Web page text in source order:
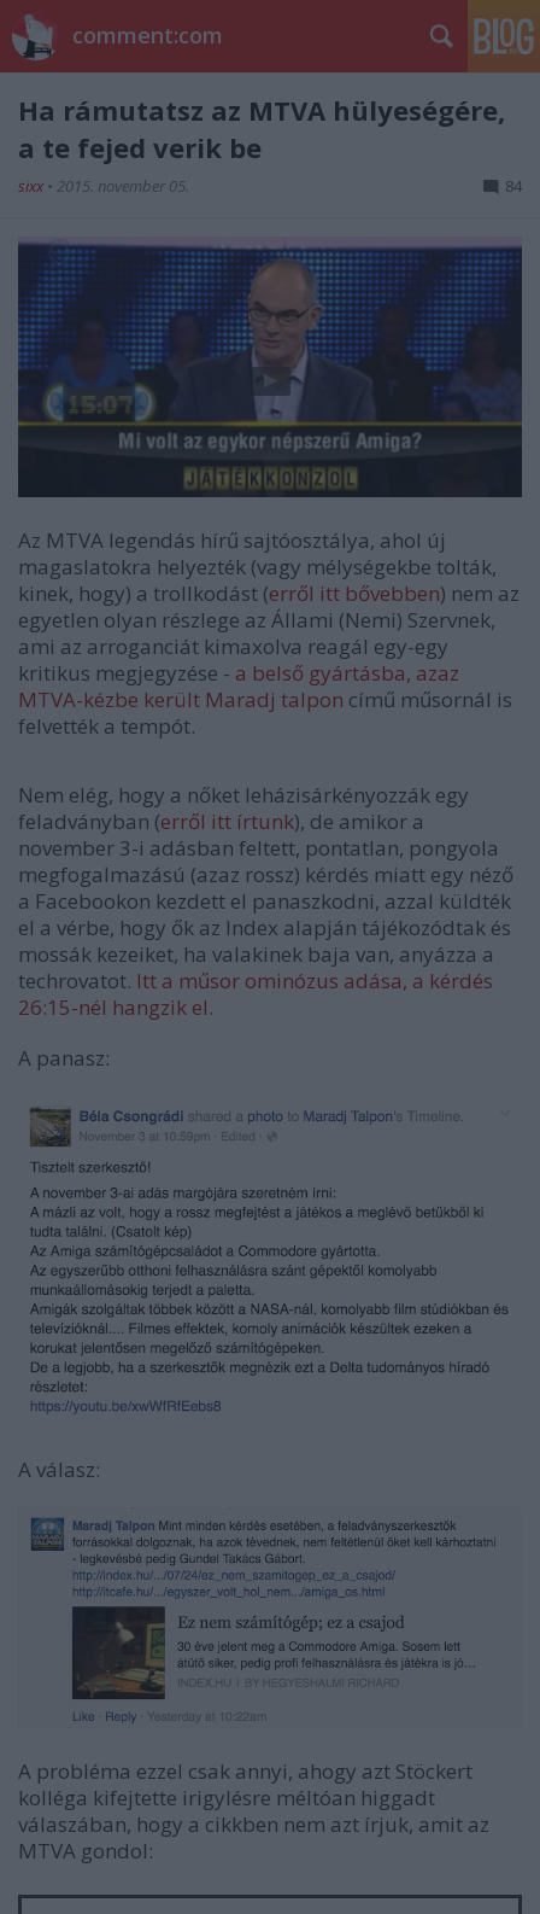
comment:com
Ha rámutatsz az MTVA hülyeségére,
a te fejed verik be
sixx • 2015. november 05. 84
Az MTVA legendás hírű sajtóosztálya, ahol új
magaslatokra helyezték (vagy mélységekbe tolták,
kinek, hogy) a trollkodást (erről itt bővebben) nem az
egyetlen olyan részlege az Állami (Nemi) Szervnek,
ami az arroganciát kimaxolva reagál egy-egy
kritikus megjegyzése - a belső gyártásba, azaz
MTVA-kézbe került Maradj talpon című műsornál is
felvették a tempót.
Nem elég, hogy a nőket leházisárkényozzák egy
feladványban (erről itt írtunk), de amikor a
november 3-i adásban feltett, pontatlan, pongyola
megfogalmazású (azaz rossz) kérdés miatt egy néző
a Facebookon kezdett el panaszkodni, azzal küldték
el a vérbe, hogy ők az Index alapján tájékozódtak és
mossák kezeiket, ha valakinek baja van, anyázza a
techrovatot. Itt a műsor ominózus adása, a kérdés
26:15-nél hangzik el.
A panasz:
A válasz:
A probléma ezzel csak annyi, ahogy azt Stöckert
kolléga kifejtette irigylésre méltóan higgadt
válaszában, hogy a cikkben nem azt írjuk, amit az
MTVA gondol: